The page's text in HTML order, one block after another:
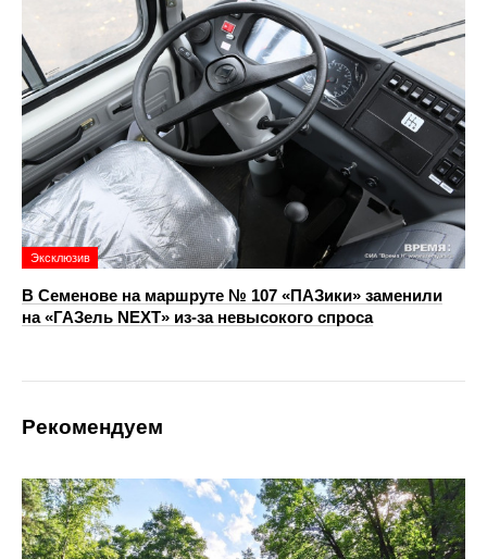
Эксклюзив
В Семенове на маршруте № 107 «ПАЗики» заменили
на «ГАЗель NEXT» из‑за невысокого спроса
Рекомендуем